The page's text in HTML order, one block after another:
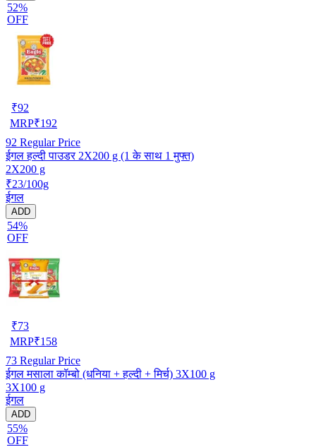
52%
OFF
₹92
MRP₹192
92 Regular Price
ईगल हल्दी पाउडर 2X200 g (1 के साथ 1 मुफ्त)
2X200 g
₹23/100g
ईगल
ADD
54%
OFF
₹73
MRP₹158
73 Regular Price
ईगल मसाला कॉम्बो (धनिया + हल्दी + मिर्च) 3X100 g
3X100 g
ईगल
ADD
55%
OFF